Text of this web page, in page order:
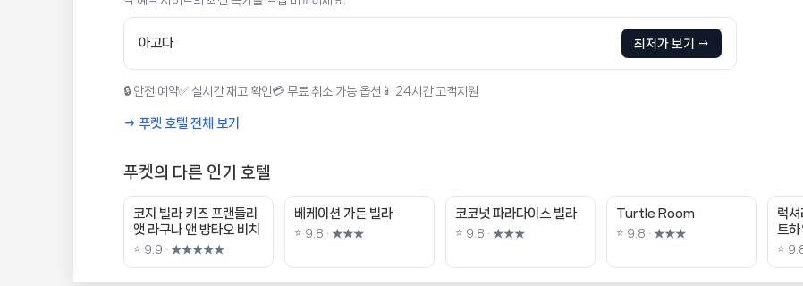
아고다 최저가 보기 →
🔒 안전 예약✅ 실시간 재고 확인💳 무료 취소 가능 옵션 📱 24시간 고객지원
→ 푸켓 호텔 전체 보기
푸켓의 다른 인기 호텔
코지 빌라 키즈 프랜들리
앳 라구나 앤 방타오 비치
⭐ 9.9 · ★★★★★
베케이션 가든 빌라
⭐ 9.8 · ★★★
코코넛 파라다이스 빌라
⭐ 9.8 · ★★★
Turtle Room
⭐ 9.8 · ★★★
럭
트
⭐